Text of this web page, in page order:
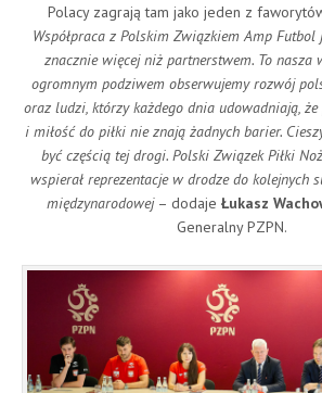
Polacy zagrają tam jako jeden z
Współpraca z Polskim Związkiem Amp Futbol
znacznie więcej niż partnerstwem. To nasza
ogromnym podziwem obserwujemy rozwój
oraz ludzi, którzy każdego dnia udowadniają,
i miłość do piłki nie znają żadnych barier.
być częścią tej drogi. Polski Związek Piłki
wspierał reprezentacje w drodze do kolejnych
międzynarodowej– dodaje Łukasz
Generalny PZPN.